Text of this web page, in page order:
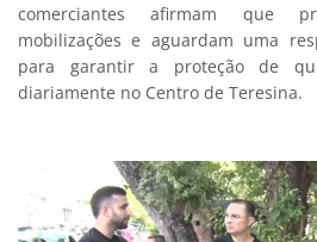
comerciantes afirmam que
mobilizações e aguardam uma
para garantir a proteção de
diariamente no Centro de Teresina.